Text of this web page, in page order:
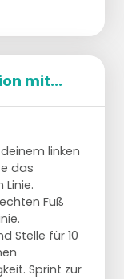
mit...
linken
das
Fuß
Stelle für 10
Sprint zur